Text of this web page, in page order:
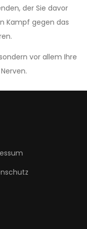
der Sie davor
Kampf gegen das
vor allem Ihre